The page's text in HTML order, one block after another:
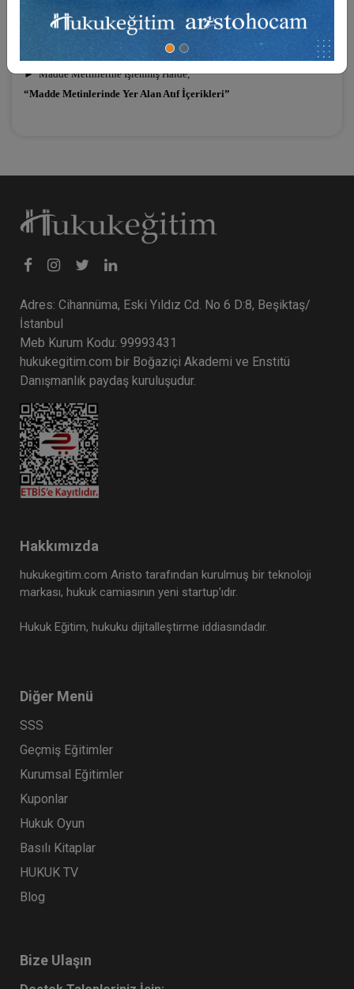
Madde Metinlerine İşlenmiş Halde, Maddelerin İçeriğine İlişkin
“Güncel Yüksek Mahkeme İçtihatları”
►Madde Metinlerine İşlenmiş Halde,
“Madde Metinlerinde Yer Alan Atıf İçerikleri”
Adres: Cihannüma, Eski Yıldız Cd. No 6 D:8, Beşiktaş/
İstanbul
Meb Kurum Kodu: 99993431
hukukegitim.com bir Boğaziçi Akademi ve Enstitü
Danışmanlık paydaş kuruluşudur.
Hakkımızda
hukukegitim.com Aristo tarafından kurulmuş bir teknoloji
markası, hukuk camiasının yeni startup’ıdır.
Hukuk Eğitim, hukuku dijitalleştirme iddiasındadır.
Diğer Menü
SSS
Geçmiş Eğitimler
Kurumsal Eğitimler
Kuponlar
Hukuk Oyun
Basılı Kitaplar
HUKUK TV
Blog
Bize Ulaşın